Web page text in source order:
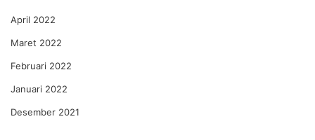
April 2022
Maret 2022
Februari 2022
Januari 2022
Desember 2021